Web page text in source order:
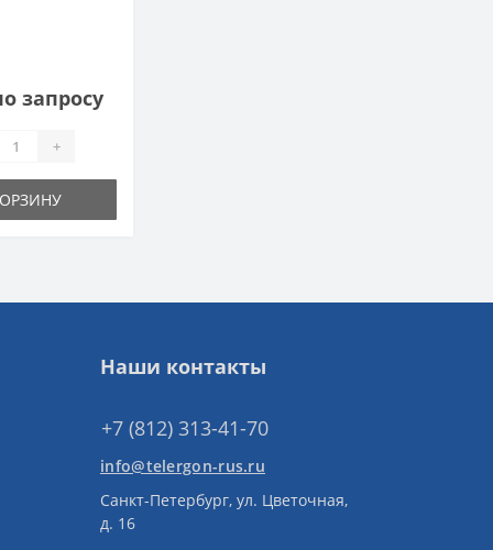
запросу
+
Наши контакты
+7 (812) 313-41-70
info@telergon-rus.ru
Санкт-Петербург, ул. Цветочная,
д. 16